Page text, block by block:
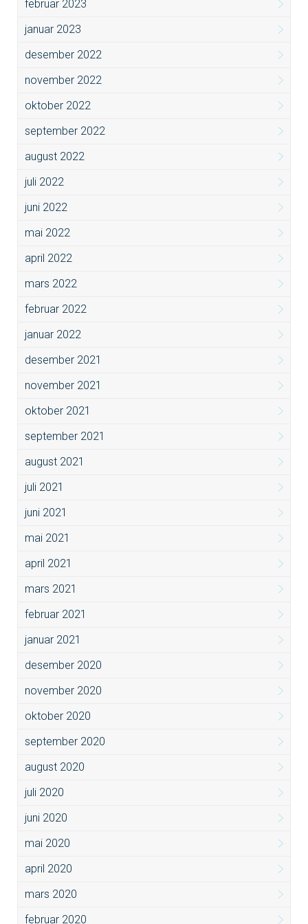
februar 2023
januar 2023
desember 2022
november 2022
oktober 2022
september 2022
august 2022
juli 2022
juni 2022
mai 2022
april 2022
mars 2022
februar 2022
januar 2022
desember 2021
november 2021
oktober 2021
september 2021
august 2021
juli 2021
juni 2021
mai 2021
april 2021
mars 2021
februar 2021
januar 2021
desember 2020
november 2020
oktober 2020
september 2020
august 2020
juli 2020
juni 2020
mai 2020
april 2020
mars 2020
februar 2020